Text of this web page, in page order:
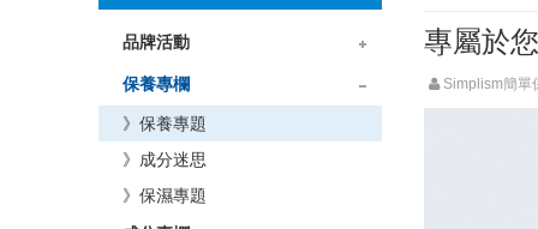
品牌活動
》品牌情報
》折扣情報
保養專欄
》保養專題
》成分迷思
》保濕專題
專屬於
Simplism簡單